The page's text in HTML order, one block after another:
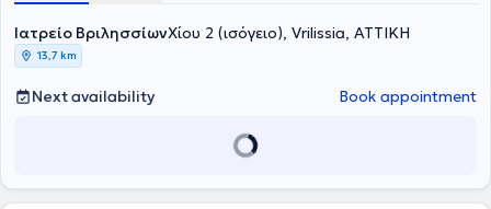
Ιατρείο ΒριλησσίωνΧίου 2 (ισόγειο), Vrilissia, ΑΤΤΙΚΗ
13,7 km
Next availability Book appointment